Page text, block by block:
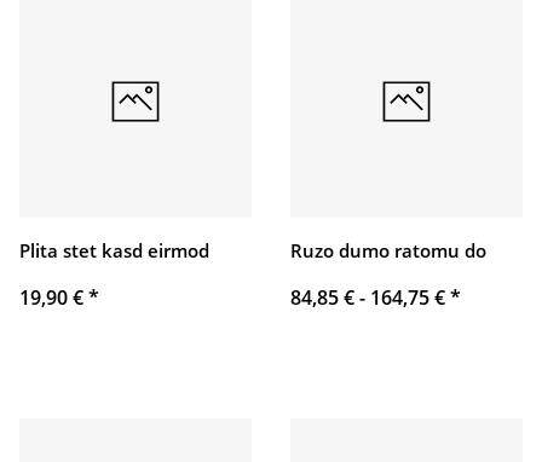
Plita stet kasd eirmod
19,90 €*
Ruzo dumo ratomu do
84,85 € - 164,75 €*